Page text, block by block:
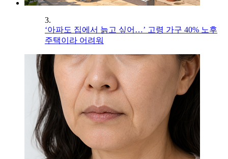
3.
‘아파도 집에서 늙고 싶어…’ 고령 가구 40% 노후
주택이라 어려워